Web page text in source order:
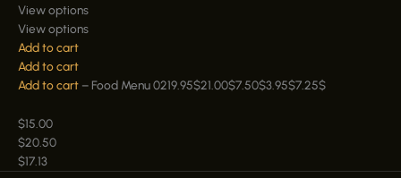
View options
View options
Add to cart
Add to cart
Add to cart – Food Menu 0219.95$21.00$7.50$3.95$7.25$
$15.00
$20.50
$17.13